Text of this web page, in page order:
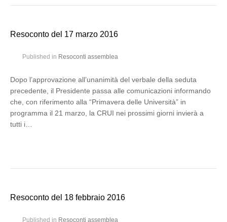
Resoconto del 17 marzo 2016
Published in Resoconti assemblea
Dopo l’approvazione all’unanimità del verbale della seduta
precedente, il Presidente passa alle comunicazioni informando
che, con riferimento alla “Primavera delle Università” in
programma il 21 marzo, la CRUI nei prossimi giorni invierà a
tutti i…
Resoconto del 18 febbraio 2016
Published in Resoconti assemblea